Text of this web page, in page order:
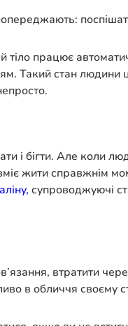
тіло працює
Такий стан
і бігти. Але коли
жити справжнім
супроводжуючі
втратити
в обличчя своєму